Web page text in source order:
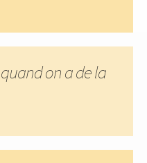
quand on a de la